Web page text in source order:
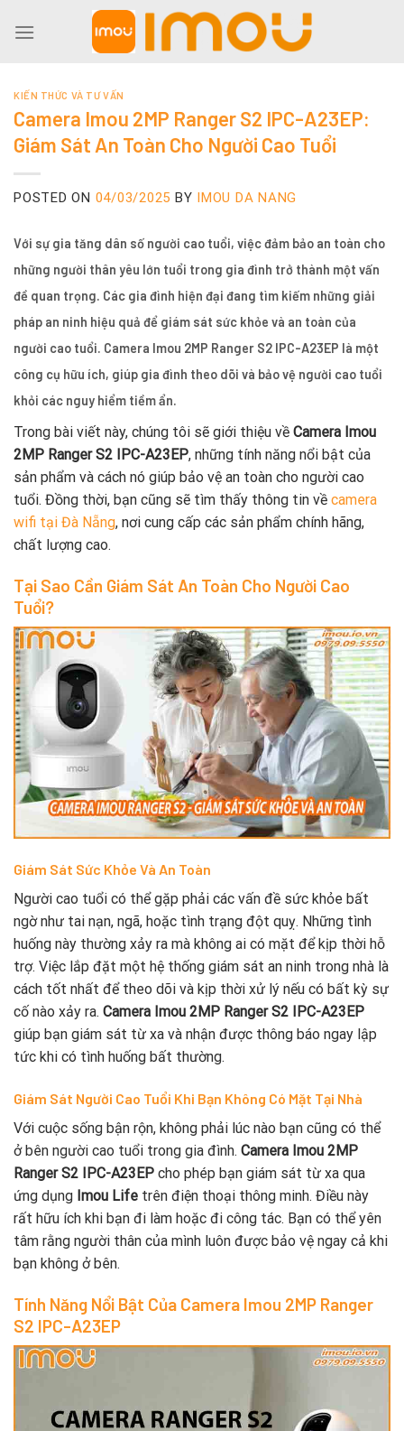
KIẾN THỨC VÀ TƯ VẤN
Camera Imou 2MP Ranger S2 IPC-A23EP:
Giám Sát An Toàn Cho Người Cao Tuổi
POSTED ON 04/03/2025 BY IMOU DA NANG
Với sự gia tăng dân số người cao tuổi, việc đảm bảo an toàn cho
những người thân yêu lớn tuổi trong gia đình trở thành một vấn
đề quan trọng. Các gia đình hiện đại đang tìm kiếm những giải
pháp an ninh hiệu quả để giám sát sức khỏe và an toàn của
người cao tuổi. Camera Imou 2MP Ranger S2 IPC-A23EP là một
công cụ hữu ích, giúp gia đình theo dõi và bảo vệ người cao tuổi
khỏi các nguy hiểm tiềm ẩn.
Trong bài viết này, chúng tôi sẽ giới thiệu về Camera Imou
2MP Ranger S2 IPC-A23EP, những tính năng nổi bật của
sản phẩm và cách nó giúp bảo vệ an toàn cho người cao
tuổi. Đồng thời, bạn cũng sẽ tìm thấy thông tin về camera
wifi tại Đà Nẵng, nơi cung cấp các sản phẩm chính hãng,
chất lượng cao.
Tại Sao Cần Giám Sát An Toàn Cho Người Cao
Tuổi?
Giám Sát Sức Khỏe Và An Toàn
Người cao tuổi có thể gặp phải các vấn đề sức khỏe bất
ngờ như tai nạn, ngã, hoặc tình trạng đột quỵ. Những tình
huống này thường xảy ra mà không ai có mặt để kịp thời hỗ
trợ. Việc lắp đặt một hệ thống giám sát an ninh trong nhà là
cách tốt nhất để theo dõi và kịp thời xử lý nếu có bất kỳ sự
cố nào xảy ra. Camera Imou 2MP Ranger S2 IPC-A23EP
giúp bạn giám sát từ xa và nhận được thông báo ngay lập
tức khi có tình huống bất thường.
Giám Sát Người Cao Tuổi Khi Bạn Không Có Mặt Tại Nhà
Với cuộc sống bận rộn, không phải lúc nào bạn cũng có thể
ở bên người cao tuổi trong gia đình. Camera Imou 2MP
Ranger S2 IPC-A23EP cho phép bạn giám sát từ xa qua
ứng dụng Imou Life trên điện thoại thông minh. Điều này
rất hữu ích khi bạn đi làm hoặc đi công tác. Bạn có thể yên
tâm rằng người thân của mình luôn được bảo vệ ngay cả khi
bạn không ở bên.
Tính Năng Nổi Bật Của Camera Imou 2MP Ranger
S2 IPC-A23EP